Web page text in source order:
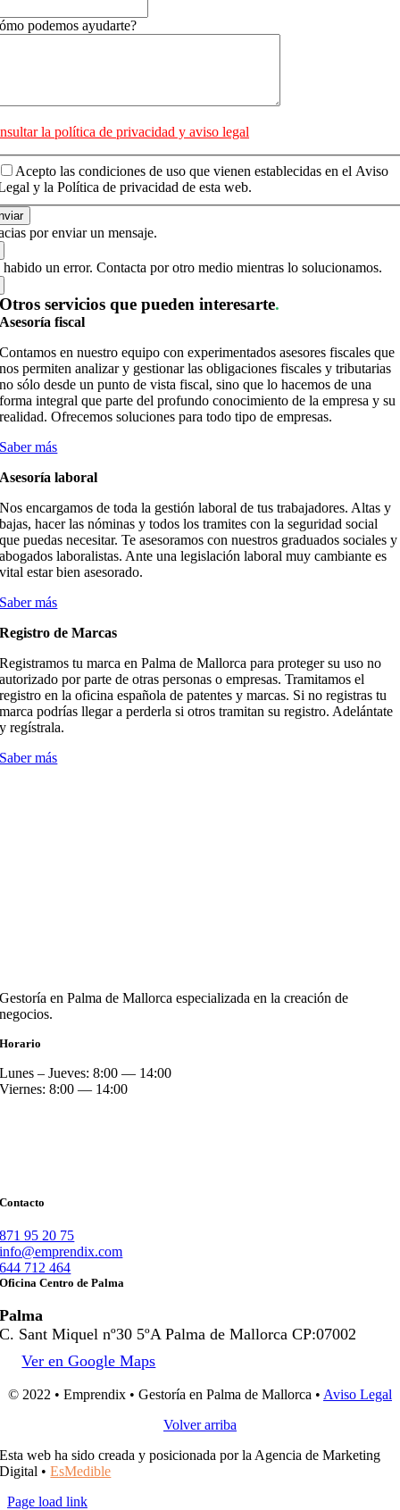
podemos ayudarte?
la política de privacidad y aviso legal
Acepto las condiciones de uso que vienen establecidas en el Aviso
y la Política de privacidad de esta web.
por enviar un mensaje.
habido un error. Contacta por otro medio mientras lo solucionamos.
Otros servicios que pueden interesarte.
Asesoría fiscal
Contamos en nuestro equipo con experimentados asesores fiscales que
nos permiten analizar y gestionar las obligaciones fiscales y tributarias
no sólo desde un punto de vista fiscal, sino que lo hacemos de una
forma integral que parte del profundo conocimiento de la empresa y su
realidad. Ofrecemos soluciones para todo tipo de empresas.
Saber más
Asesoría laboral
Nos encargamos de toda la gestión laboral de tus trabajadores. Altas y
bajas, hacer las nóminas y todos los tramites con la seguridad social
que puedas necesitar. Te asesoramos con nuestros graduados sociales y
abogados laboralistas. Ante una legislación laboral muy cambiante es
vital estar bien asesorado.
Saber más
Registro de Marcas
Registramos tu marca en Palma de Mallorca para proteger su uso no
autorizado por parte de otras personas o empresas. Tramitamos el
registro en la oficina española de patentes y marcas. Si no registras tu
marca podrías llegar a perderla si otros tramitan su registro. Adelántate
y regístrala.
Saber más
Gestoría en Palma de Mallorca especializada en la creación de
negocios.
Horario
Lunes – Jueves: 8:00 — 14:00
Viernes: 8:00 — 14:00
Contacto
871 95 20 75
info@emprendix.com
644 712 464
Oficina Centro de Palma
Palma
C. Sant Miquel nº30 5ºA Palma de Mallorca CP:07002
Ver en Google Maps
© 2022 • Emprendix • Gestoría en Palma de Mallorca • Aviso Legal
Volver arriba
Esta web ha sido creada y posicionada por la Agencia de Marketing
Digital •EsMedible
Page load link